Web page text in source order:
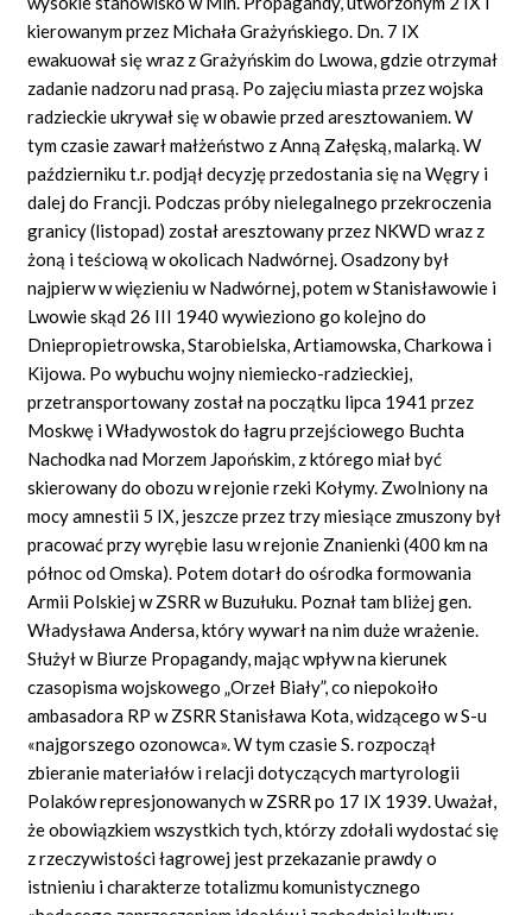
kierowanym przez Michała Grażyńskiego. Dn. 7 IX
ewakuował się wraz z Grażyńskim do Lwowa, gdzie otrzymał
zadanie nadzoru nad prasą. Po zajęciu miasta przez wojska
radzieckie ukrywał się w obawie przed aresztowaniem. W
tym czasie zawarł małżeństwo z Anną Załęską, malarką. W
październiku t.r. podjął decyzję przedostania się na Węgry i
dalej do Francji. Podczas próby nielegalnego przekroczenia
granicy (listopad) został aresztowany przez NKWD wraz z
żoną i teściową w okolicach Nadwórnej. Osadzony był
najpierw w więzieniu w Nadwórnej, potem w Stanisławowie i
Lwowie skąd 26 III 1940 wywieziono go kolejno do
Dniepropietrowska, Starobielska, Artiamowska, Charkowa i
Kijowa. Po wybuchu wojny niemiecko-radzieckiej,
przetransportowany został na początku lipca 1941 przez
Moskwę i Władywostok do łagru przejściowego Buchta
Nachodka nad Morzem Japońskim, z którego miał być
skierowany do obozu w rejonie rzeki Kołymy. Zwolniony na
mocy amnestii 5 IX, jeszcze przez trzy miesiące zmuszony był
pracować przy wyrębie lasu w rejonie Znanienki (400 km na
północ od Omska). Potem dotarł do ośrodka formowania
Armii Polskiej w ZSRR w Buzułuku. Poznał tam bliżej gen.
Władysława Andersa, który wywarł na nim duże wrażenie.
Służył w Biurze Propagandy, mając wpływ na kierunek
czasopisma wojskowego „Orzeł Biały”, co niepokoiło
ambasadora RP w ZSRR Stanisława Kota, widzącego w S-u
«najgorszego ozonowca». W tym czasie S. rozpoczął
zbieranie materiałów i relacji dotyczących martyrologii
Polaków represjonowanych w ZSRR po 17 IX 1939. Uważał,
że obowiązkiem wszystkich tych, którzy zdołali wydostać się
z rzeczywistości łagrowej jest przekazanie prawdy o
istnieniu i charakterze totalizmu komunistycznego